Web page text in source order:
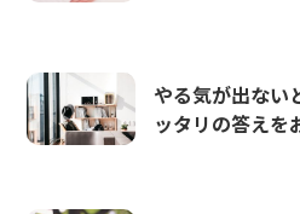
やる気が出ない
ッタリの答えを